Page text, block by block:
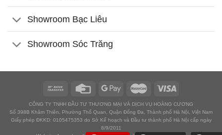
Showroom Bạc Liêu
Showroom Sóc Trăng
CÔNG TY TNHH ĐẦU TƯ THƯƠNG MẠI VÀ DỊCH VỤ HOÀNG CƯƠNG
Số 398B Khâm Thiên, Phường Thổ Quan, Quận Đống Đa, Thành phố Hà Nội, Việt Nam
Giấy phép ĐKKD: 0105475353 do Sở Kế hoạch và Đầu tư thành phố Hà Nội cấp ngày
8/9/2011